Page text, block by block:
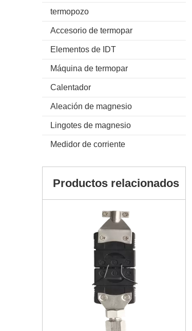
termopozo
Accesorio de termopar
Elementos de IDT
Máquina de termopar
Calentador
Aleación de magnesio
Lingotes de magnesio
Medidor de corriente
Productos relacionados